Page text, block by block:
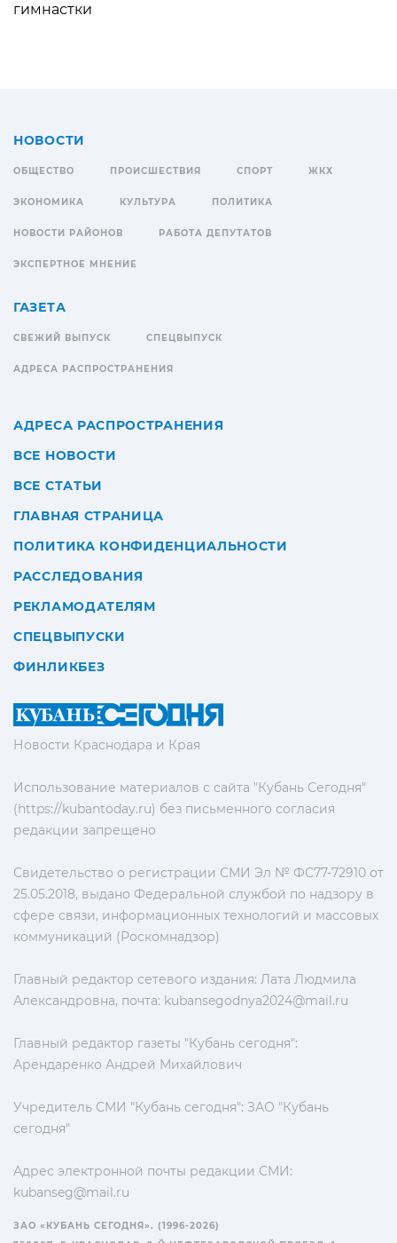
гимнастки
Новости Краснодара и Края
Использование материалов с сайта "Кубань Сегодня"
(https://kubantoday.ru) без письменного согласия
редакции запрещено
Свидетельство о регистрации СМИ Эл № ФС77-72910 от
25.05.2018, выдано Федеральной службой по надзору в
сфере связи, информационных технологий и массовых
коммуникаций (Роскомнадзор)
Главный редактор сетевого издания: Лата Людмила
Александровна, почта: kubansegodnya2024@mail.ru
Главный редактор газеты "Кубань сегодня":
Арендаренко Андрей Михайлович
Учредитель СМИ "Кубань сегодня": ЗАО "Кубань
сегодня"
Адрес электронной почты редакции СМИ:
kubanseg@mail.ru
НОВОСТИ
ОБЩЕСТВО ПРОИСШЕСТВИЯ СПОРТ ЖКХ
ЭКОНОМИКА КУЛЬТУРА ПОЛИТИКА
НОВОСТИ РАЙОНОВ РАБОТА ДЕПУТАТОВ
ЭКСПЕРТНОЕ МНЕНИЕ
ГАЗЕТА
СВЕЖИЙ ВЫПУСК СПЕЦВЫПУСК
АДРЕСА РАСПРОСТРАНЕНИЯ
АДРЕСА РАСПРОСТРАНЕНИЯ
ВСЕ НОВОСТИ
ВСЕ СТАТЬИ
ГЛАВНАЯ СТРАНИЦА
ПОЛИТИКА КОНФИДЕНЦИАЛЬНОСТИ
РАССЛЕДОВАНИЯ
РЕКЛАМОДАТЕЛЯМ
СПЕЦВЫПУСКИ
ФИНЛИКБЕЗ
ЗАО «КУБАНЬ СЕГОДНЯ». (1996-2026)